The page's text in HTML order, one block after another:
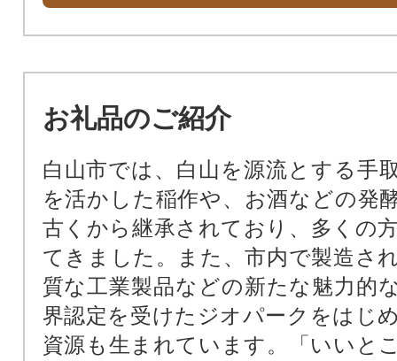
お礼品のご紹介
白山市では、白山を源流とする手
を活かした稲作や、お酒などの発
古くから継承されており、多くの
てきました。また、市内で製造さ
質な工業製品などの新たな魅力的
界認定を受けたジオパークをはじ
資源も生まれています。「いいと